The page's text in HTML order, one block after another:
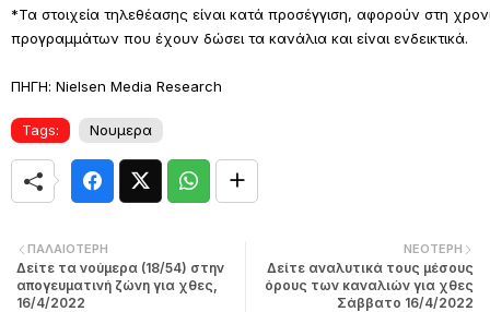
*Τα στοιχεία τηλεθέασης είναι κατά προσέγγιση, αφορούν στη
προγραμμάτων που έχουν δώσει τα κανάλια και είναι ενδεικτικά.
ΠΗΓΗ: Nielsen Media Research
Tags: Νουμερα
ΝΕΌΤΕΡΗ
Δείτε αναλυτικά τους μέσους
όρους των καναλιών για χθες
Σάββατο 16/4/2022
ΠΑΛΑΙΌΤΕΡΗ
Δείτε τα νούμερα (18/54) στην
απογευματινή ζώνη για χθες,
16/4/2022